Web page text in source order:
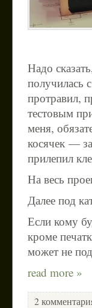
Надо
получилась
протравил,
тестовым
меня,
косячек —
прилепил
На весь
Далее под
Если кому
кроме
может не
read more »
2